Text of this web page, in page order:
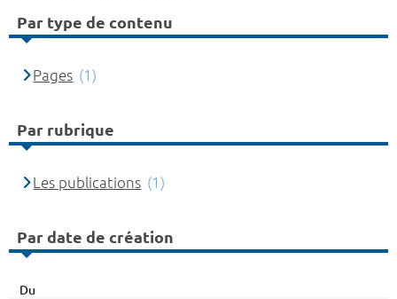
Par type de contenu
Pages (1)
Par rubrique
Les publications (1)
Par date de création
Du